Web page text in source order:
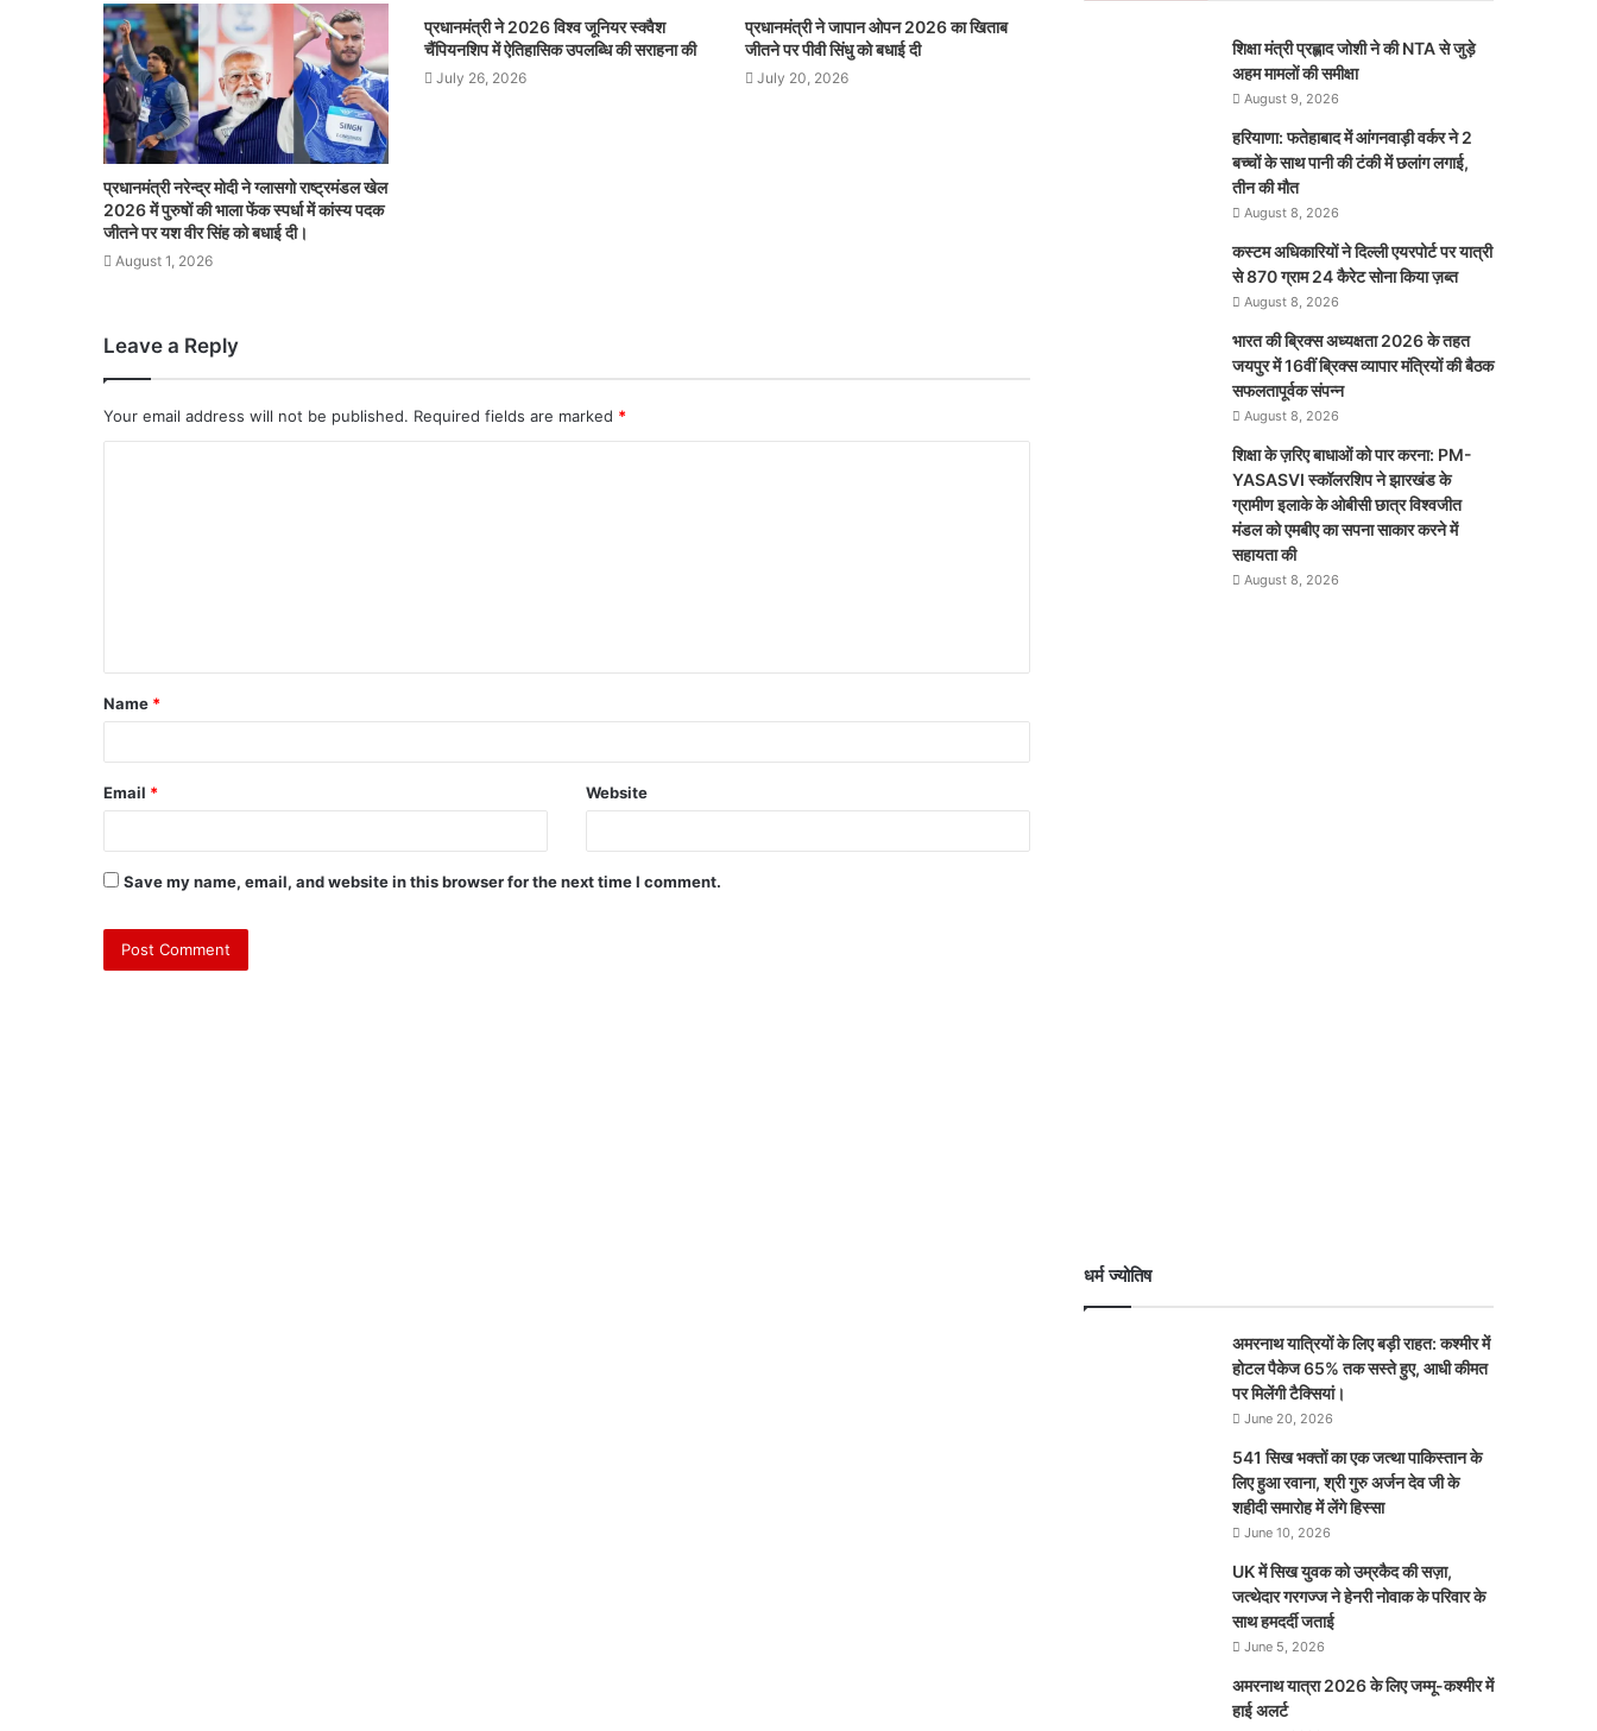
प्रधानमंत्री नरेन्द्र मोदी ने ग्लासगो राष्ट्रमंडल खेल
2026 में पुरुषों की भाला फेंक स्पर्धा में कांस्य पदक
जीतने पर यश वीर सिंह को बधाई दी।
August 1, 2026
प्रधानमंत्री ने 2026 विश्व जूनियर स्क्वैश
चैंपियनशिप में ऐतिहासिक उपलब्धि की सराहना की
July 26, 2026
प्रधानमंत्री ने जापान ओपन 2026 का खिताब
जीतने पर पीवी सिंधु को बधाई दी
July 20, 2026
Leave a Reply
Your email address will not be published. Required fields are marked *
Name *
Email * Website
Save my name, email, and website in this browser for the next time I comment.
शिक्षा मंत्री प्रह्लाद जोशी ने की NTA से जुड़े
अहम मामलों की समीक्षा
August 9, 2026
हरियाणा: फतेहाबाद में आंगनवाड़ी वर्कर ने 2
बच्चों के साथ पानी की टंकी में छलांग लगाई,
तीन की मौत
August 8, 2026
कस्टम अधिकारियों ने दिल्ली एयरपोर्ट पर यात्री
से 870 ग्राम 24 कैरेट सोना किया ज़ब्त
August 8, 2026
भारत की ब्रिक्‍स अध्यक्षता 2026 के तहत
जयपुर में 16वीं ब्रिक्‍स व्यापार मंत्रियों की बैठक
सफलतापूर्वक संपन्न
August 8, 2026
शिक्षा के ज़रिए बाधाओं को पार करना: PM-
YASASVI स्कॉलरशिप ने झारखंड के
ग्रामीण इलाके के ओबीसी छात्र विश्वजीत
मंडल को एमबीए का सपना साकार करने में
सहायता की
August 8, 2026
धर्म ज्योतिष
अमरनाथ यात्रियों के लिए बड़ी राहत: कश्मीर में
होटल पैकेज 65% तक सस्ते हुए, आधी कीमत
पर मिलेंगी टैक्सियां।
June 20, 2026
541 सिख भक्तों का एक जत्था पाकिस्तान के
लिए हुआ रवाना, श्री गुरु अर्जन देव जी के
शहीदी समारोह में लेंगे हिस्सा
June 10, 2026
UK में सिख युवक को उम्रकैद की सज़ा,
जत्थेदार गरगज्ज ने हेनरी नोवाक के परिवार के
साथ हमदर्दी जताई
June 5, 2026
अमरनाथ यात्रा 2026 के लिए जम्मू-कश्मीर में
हाई अलर्ट